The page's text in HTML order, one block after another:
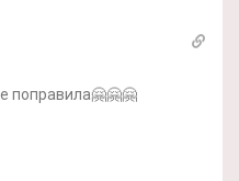
поправила🤗🤗🤗